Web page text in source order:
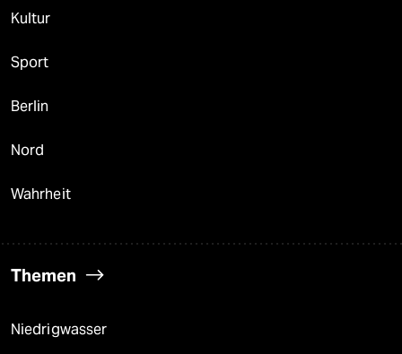
Kultur
Sport
Berlin
Nord
Wahrheit
Themen
Niedrigwasser